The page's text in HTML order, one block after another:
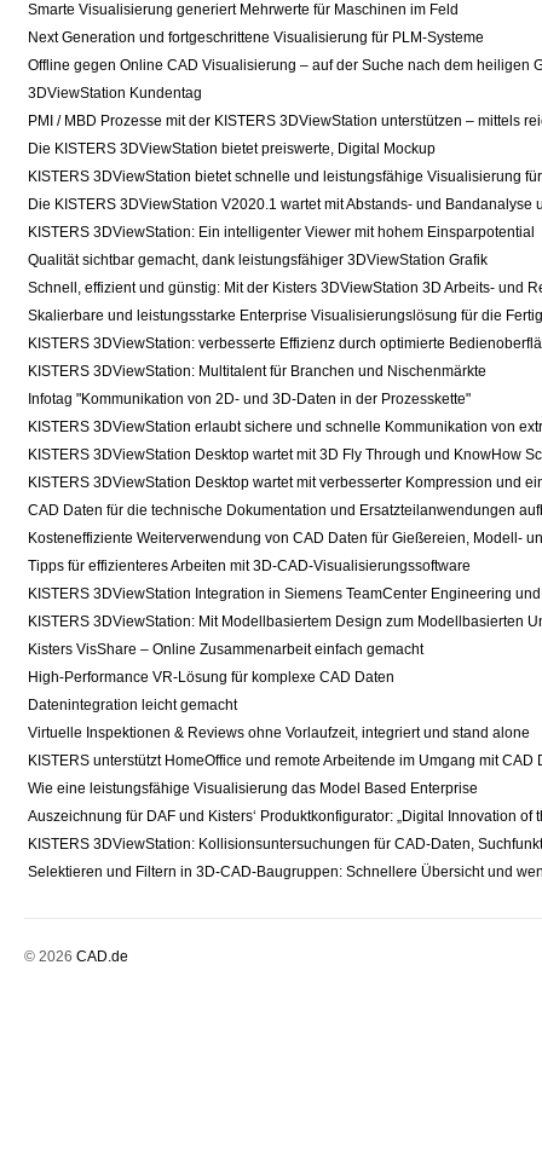
Smarte Visualisierung generiert Mehrwerte für Maschinen im Feld
Next Generation und fortgeschrittene Visualisierung für PLM-Systeme
Offline gegen Online CAD Visualisierung – auf der Suche nach dem heiligen
3DViewStation Kundentag
PMI / MBD Prozesse mit der KISTERS 3DViewStation unterstützen – mittels
Die KISTERS 3DViewStation bietet preiswerte, Digital Mockup
KISTERS 3DViewStation bietet schnelle und leistungsfähige Visualisierung
Die KISTERS 3DViewStation V2020.1 wartet mit Abstands- und
KISTERS 3DViewStation: Ein intelligenter Viewer mit hohem Einsparpotential
Qualität sichtbar gemacht, dank leistungsfähiger 3DViewStation Grafik
Schnell, effizient und günstig: Mit der Kisters 3DViewStation 3D Arbeits- und
Skalierbare und leistungsstarke Enterprise Visualisierungslösung für die
KISTERS 3DViewStation: verbesserte Effizienz durch optimierte
KISTERS 3DViewStation: Multitalent für Branchen und Nischenmärkte
Infotag "Kommunikation von 2D- und 3D-Daten in der Prozesskette"
KISTERS 3DViewStation erlaubt sichere und schnelle Kommunikation von
KISTERS 3DViewStation Desktop wartet mit 3D Fly Through und KnowHow
KISTERS 3DViewStation Desktop wartet mit verbesserter Kompression und
CAD Daten für die technische Dokumentation und Ersatzteilanwendungen
Kosteneffiziente Weiterverwendung von CAD Daten für Gießereien, Modell-
Tipps für effizienteres Arbeiten mit 3D-CAD-Visualisierungssoftware
KISTERS 3DViewStation Integration in Siemens TeamCenter Engineering
KISTERS 3DViewStation: Mit Modellbasiertem Design zum Modellbasierten
Kisters VisShare – Online Zusammenarbeit einfach gemacht
High-Performance VR-Lösung für komplexe CAD Daten
Datenintegration leicht gemacht
Virtuelle Inspektionen & Reviews ohne Vorlaufzeit, integriert und stand alone
KISTERS unterstützt HomeOffice und remote Arbeitende im Umgang mit CAD
Wie eine leistungsfähige Visualisierung das Model Based Enterprise
Auszeichnung für DAF und Kisters‘ Produktkonfigurator: „Digital Innovation of
KISTERS 3DViewStation: Kollisionsuntersuchungen für CAD-Daten,
Selektieren und Filtern in 3D-CAD-Baugruppen: Schnellere Übersicht und
© 2026 CAD.de